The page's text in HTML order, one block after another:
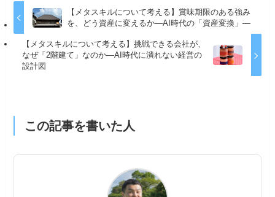
【メタスキルについて考える】賞味期限のある強み
を、どう資産に変えるか—AI時代の「資産変換」—
【メタスキルについて考える】挑戦できる会社が、
なぜ「2階建て」なのか—AI時代に潰れない経営の
設計図
この記事を書いた人